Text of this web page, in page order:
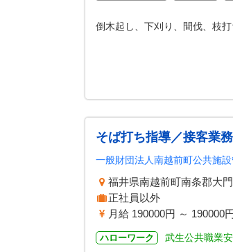
倒木起し、下刈り、間伐、枝
そば打ち指導／接客業
一般財団法人南越前町公共施
福井県南越前町南条郡大
正社員以外
月給 190000円 ～ 190000
ハローワーク 武生公共職業